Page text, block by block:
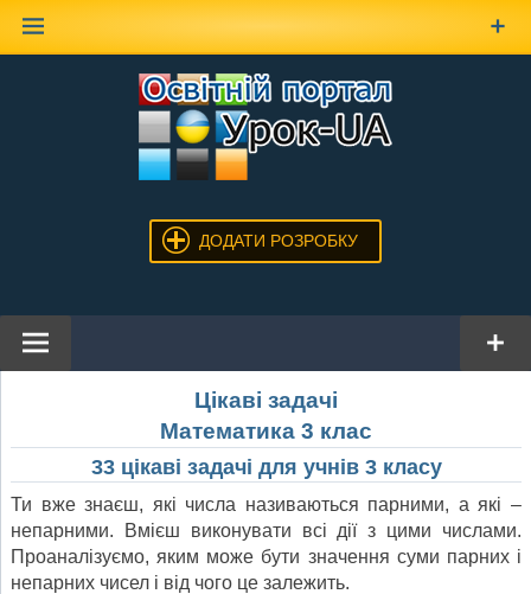
ДОДАТИ РОЗРОБКУ
Цікаві задачі
Математика 3 клас
33 цікаві задачі для учнів 3 класу
Ти вже знаєш, які числа називаються парними, а які –
непарними. Вмієш виконувати всі дії з цими числами.
Проаналізуємо, яким може бути значення суми парних і
непарних чисел і від чого це залежить.